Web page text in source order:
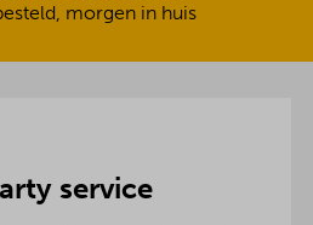
morgen in huis
service